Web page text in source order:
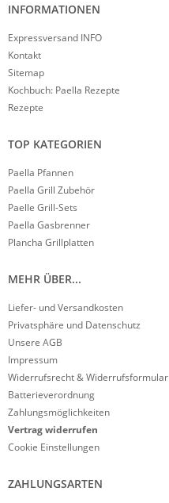
INFORMATIONEN
Expressversand INFO
Kontakt
Sitemap
Kochbuch: Paella Rezepte
Rezepte
TOP KATEGORIEN
Paella Pfannen
Paella Grill Zubehör
Paelle Grill-Sets
Paella Gasbrenner
Plancha Grillplatten
MEHR ÜBER...
Liefer- und Versandkosten
Privatsphäre und Datenschutz
Unsere AGB
Impressum
Widerrufsrecht & Widerrufsformular
Batterieverordnung
Zahlungsmöglichkeiten
Vertrag widerrufen
Cookie Einstellungen
ZAHLUNGSARTEN